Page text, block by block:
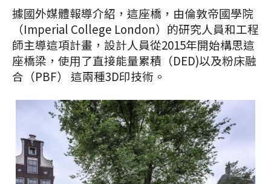
據國外媒體報導介紹，這座橋，由倫敦帝國學院
（Imperial College London）的研究人員和工程
師主導這項計畫，設計人員從2015年開始構思這
座橋梁，使用了直接能量累積（DED)以及粉床融
合（PBF） 這兩種3D印技術。